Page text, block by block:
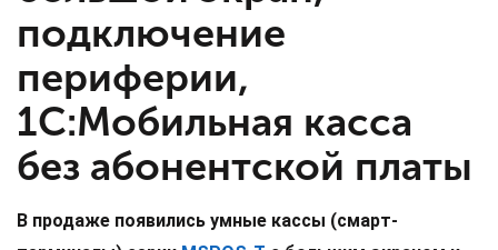
подключение
периферии,
1C:Мобильная касса
без абонентской платы
В продаже появились умные кассы (смарт-